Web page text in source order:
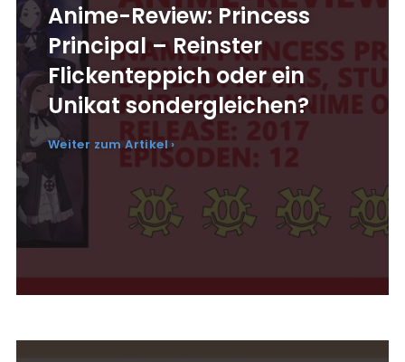
Anime-Review: Princess
Principal – Reinster
Flickenteppich oder ein
Unikat sondergleichen?
Weiter zum Artikel ›